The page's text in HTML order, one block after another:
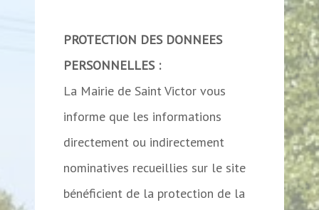
PROTECTION DES DONNEES
PERSONNELLES :
La Mairie de Saint Victor vous
informe que les informations
directement ou indirectement
nominatives recueillies sur le site
bénéficient de la protection de la